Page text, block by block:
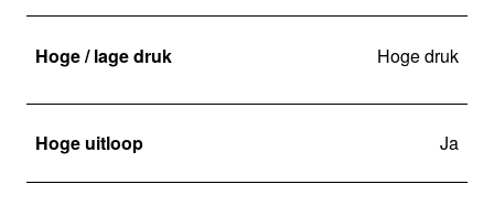
Hoge / lage druk Hoge druk
Hoge uitloop Ja